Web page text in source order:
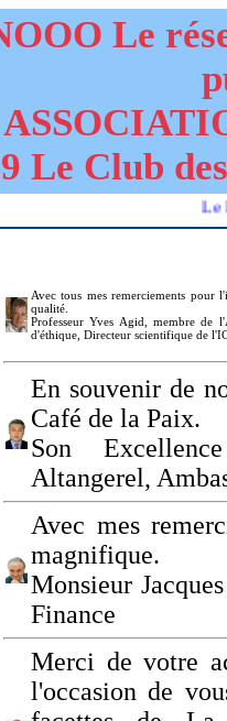
Le
Le Club
Le livre de
Avec tous mes remerciements pour
qualité.
Professeur Yves Agid, membre de
d'éthique, Directeur scientifique de
En souvenir de
Café de la Paix.
Son
Altangerel,
Avec mes
magnifique.
Monsieur
Finance
Merci de votre
l'occasion de